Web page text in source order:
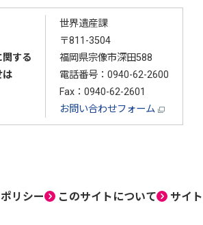
関する
は
世界遺産課
〒811-3504
福岡県宗像市深田588
電話番号： 0940-62-2600
Fax：0940-62-2601
お問い合わせフォーム
リシー このサイトについて サイ